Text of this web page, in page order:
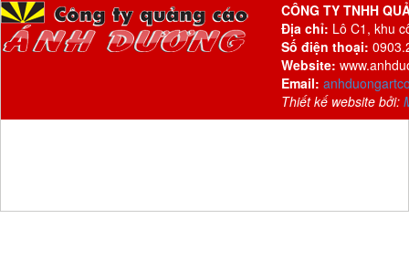
CÔNG TY TNHH
Địa chỉ: Lô C1, khu
Số điện thoại:
Website:
Email:
Thiết kế website bởi: